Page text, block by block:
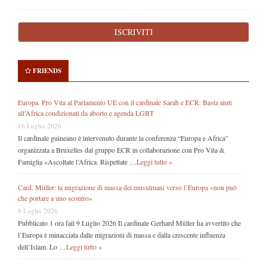
FRIENDS
Europa. Pro Vita al Parlamento UE con il cardinale Sarah e ECR: Basta aiuti
all’Africa condizionati da aborto e agenda LGBT
16 Luglio 2026
Il cardinale guineano è intervenuto durante la conferenza “Europa e Africa”
organizzata a Bruxelles dal gruppo ECR in collaborazione con Pro Vita &
Famiglia «Ascoltate l’Africa. Rispettate … Leggi tutto »
Card. Müller: la migrazione di massa dei musulmani verso l’Europa «non può
che portare a uno scontro»
9 Luglio 2026
Pubblicato 1 ora fail 9 Luglio 2026 Il cardinale Gerhard Müller ha avvertito che
l’Europa è minacciata dalle migrazioni di massa e dalla crescente influenza
dell’Islam. Lo … Leggi tutto »